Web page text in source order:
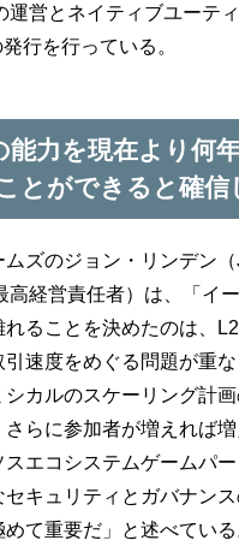
運営とネイティブユーテ
行を行っている。
能力を現在より何
とができると確信
ムズのジョン・リンデン
高経営責任者）は、「イ
れることを決めたのは、
引速度をめぐる問題が重
シカルのスケーリング計
さらに参加者が増えれば
スエコシステムゲームパ
セキュリティとガバナン
て重要だ」と述べている